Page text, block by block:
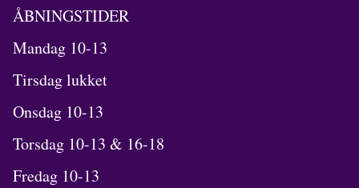
ÅBNINGSTIDER
Mandag 10-13
Tirsdag lukket
Onsdag 10-13
Torsdag 10-13 & 16-18
Fredag 10-13